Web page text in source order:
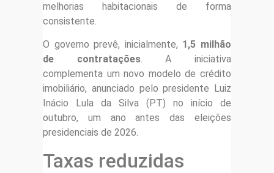
melhorias habitacionais de forma
consistente.
O governo prevê, inicialmente, 1,5 milhão
de contratações. A iniciativa
complementa um novo modelo de crédito
imobiliário, anunciado pelo presidente Luiz
Inácio Lula da Silva (PT) no início de
outubro, um ano antes das eleições
presidenciais de 2026.
Taxas reduzidas